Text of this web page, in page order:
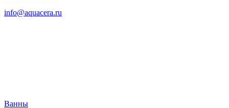
info@aquacera.ru
Ванны